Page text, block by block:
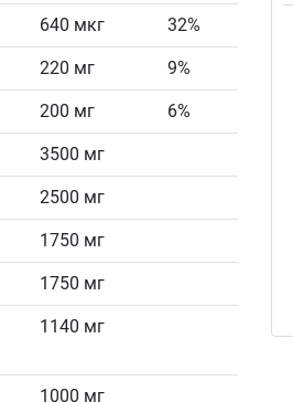
640 мкг 32%
220 мг 9%
200 мг 6%
3500 мг
2500 мг
1750 мг
1750 мг
1140 мг
1000 мг